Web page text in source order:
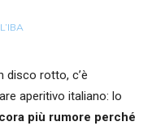
disco rotto, c’è
aperitivo italiano: lo
più rumore perché